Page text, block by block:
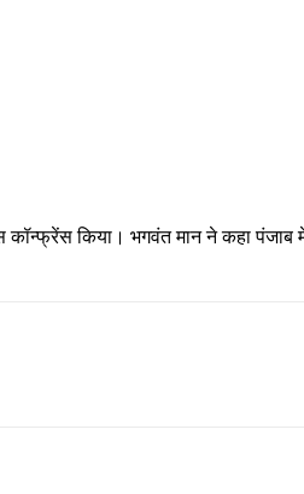
किया। भगवंत मान ने कहा पंजाब में